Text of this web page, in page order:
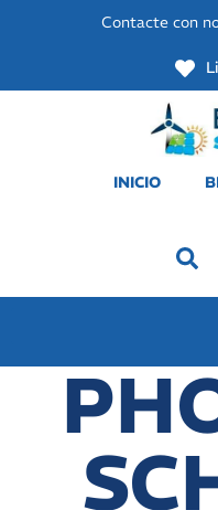
Contacte con
INICIO